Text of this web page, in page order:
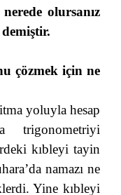
olursanız
çözmek için ne
yoluyla hesap
trigonometriyi
kıbleyi tayin
namazı ne
Yine kıbleyi